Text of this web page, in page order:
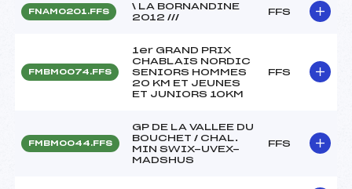
FNAM0201.FFS
\ LA BORNANDINE
2012 ///
FFS
FMBM0074.FFS
1er GRAND PRIX
CHABLAIS NORDIC
SENIORS HOMMES
20 KM ET JEUNES
ET JUNIORS 10KM
FFS
FMBM0044.FFS
GP DE LA VALLEE DU
BOUCHET / CHAL.
MIN SWIX-UVEX-
MADSHUS
FFS